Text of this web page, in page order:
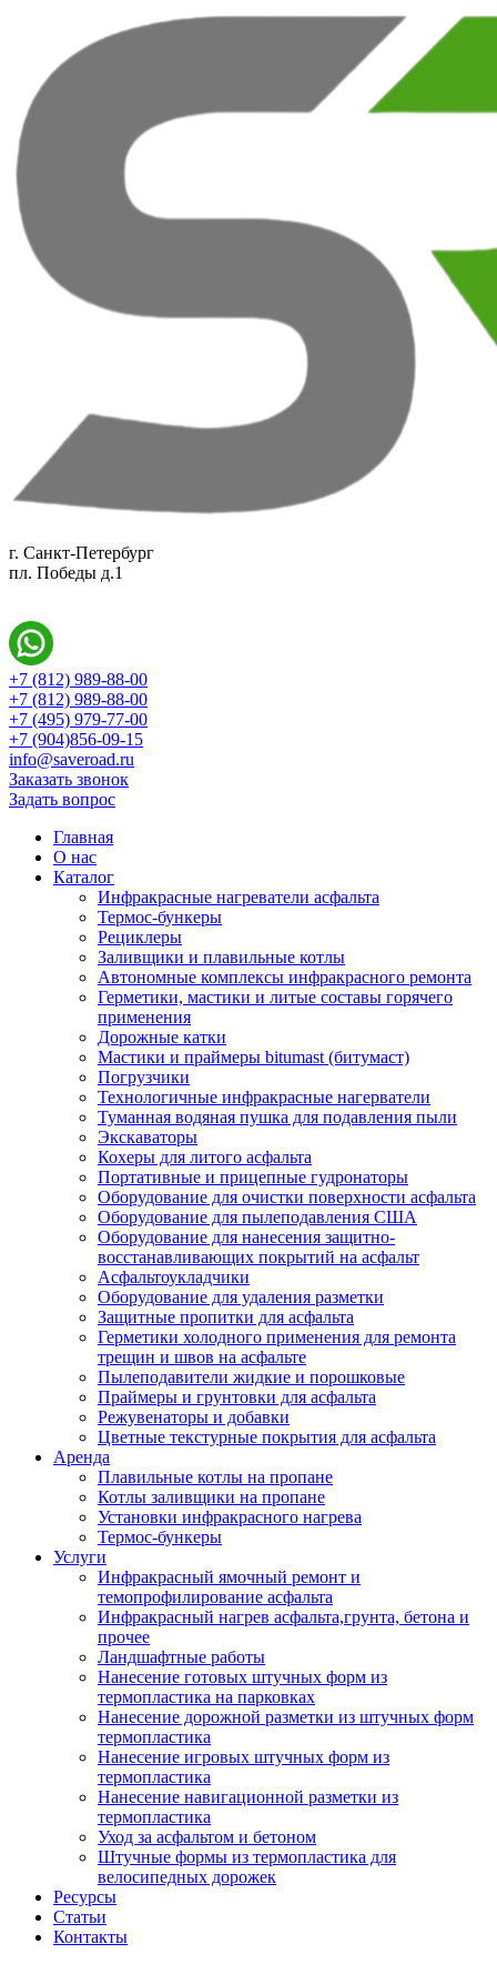
г. Санкт-Петербург
пл. Победы д.1
+7 (812) 989-88-00
+7 (812) 989-88-00
+7 (495) 979-77-00
+7 (904)856-09-15
info@saveroad.ru
Заказать звонок
Задать вопрос
Главная
О нас
Каталог
Инфракрасные нагреватели асфальта
Термос-бункеры
Рециклеры
Заливщики и плавильные котлы
Автономные комплексы инфракрасного ремонта
Герметики, мастики и литые составы горячего
применения
Дорожные катки
Мастики и праймеры bitumast (битумаст)
Погрузчики
Технологичные инфракрасные нагерватели
Туманная водяная пушка для подавления пыли
Экскаваторы
Кохеры для литого асфальта
Портативные и прицепные гудронаторы
Оборудование для очистки поверхности асфальта
Оборудование для пылеподавления США
Оборудование для нанесения защитно-
восстанавливающих покрытий на асфальт
Асфальтоукладчики
Оборудование для удаления разметки
Защитные пропитки для асфальта
Герметики холодного применения для ремонта
трещин и швов на асфальте
Пылеподавители жидкие и порошковые
Праймеры и грунтовки для асфальта
Режувенаторы и добавки
Цветные текстурные покрытия для асфальта
Аренда
Плавильные котлы на пропане
Котлы заливщики на пропане
Установки инфракрасного нагрева
Термос-бункеры
Услуги
Инфракрасный ямочный ремонт и
темопрофилирование асфальта
Инфракрасный нагрев асфальта,грунта, бетона и
прочее
Ландшафтные работы
Нанесение готовых штучных форм из
термопластика на парковках
Нанесение дорожной разметки из штучных форм
термопластика
Нанесение игровых штучных форм из
термопластика
Нанесение навигационной разметки из
термопластика
Уход за асфальтом и бетоном
Штучные формы из термопластика для
велосипедных дорожек
Ресурсы
Статьи
Контакты